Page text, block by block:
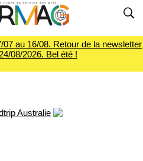
au 16/08. Retour de la newsletter
08/2026. Bel été !